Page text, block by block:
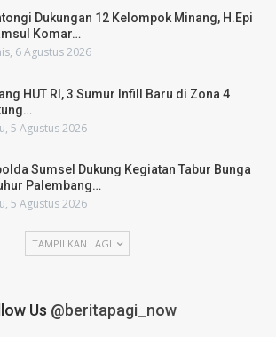
Dukungan 12 Kelompok Minang, H.Epi
Komar…
6 Agustus 2026
HUT RI, 3 Sumur Infill Baru di Zona 4
5 Agustus 2026
Sumsel Dukung Kegiatan Tabur Bunga
Palembang…
5 Agustus 2026
TAMPILKAN LAGI
Us @beritapagi_now